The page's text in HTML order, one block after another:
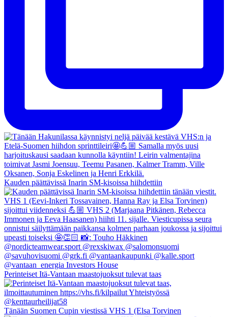
Kauden päättävissä Inarin SM-kisoissa hiihdettiin
Perinteiset Itä-Vantaan maastojuoksut tulevat taas
Tänään Suomen Cupin viestissä VHS 1 (Elsa Torvinen